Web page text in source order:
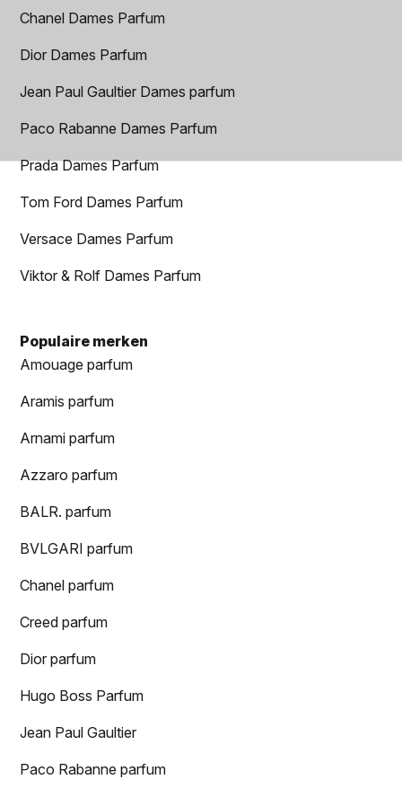
Chanel Dames Parfum
Dior Dames Parfum
Jean Paul Gaultier Dames parfum
Paco Rabanne Dames Parfum
Prada Dames Parfum
Tom Ford Dames Parfum
Versace Dames Parfum
Viktor & Rolf Dames Parfum
Populaire merken
Amouage parfum
Aramis parfum
Arnami parfum
Azzaro parfum
BALR. parfum
BVLGARI parfum
Chanel parfum
Creed parfum
Dior parfum
Hugo Boss Parfum
Jean Paul Gaultier
Paco Rabanne parfum